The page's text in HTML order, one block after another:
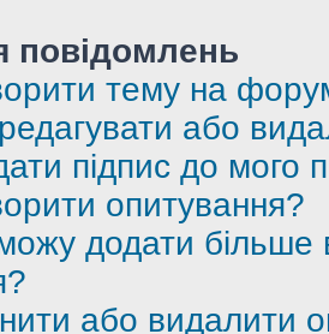
повідомлень
тему на
або
підпис до мого
опитування?
додати більше
або видалити